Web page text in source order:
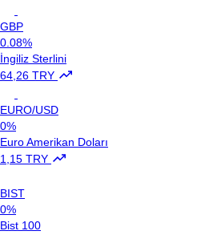
GBP
0.08%
İngiliz Sterlini
64,26 TRY
EURO/USD
0%
Euro Amerikan Doları
1,15 TRY
BIST
0%
Bist 100